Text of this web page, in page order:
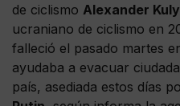
de ciclismo Alexander
ucraniano de ciclismo en
falleció el pasado martes
ayudaba a evacuar
país, asediada estos días